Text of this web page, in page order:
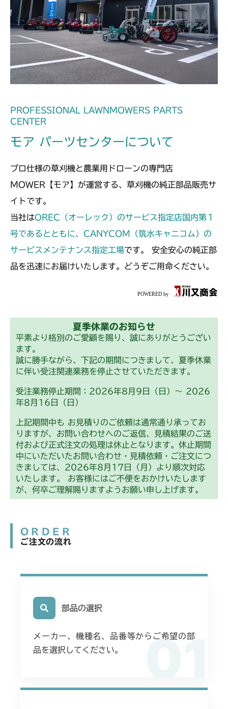
ミッション FIG6 デフ
CM182K
ミッション FIG6 デフ
CM182
ミッション FIG6 デフ
CM184
ミッション FIG5 デフ
CM185
ミッション FIG5 デフ
CM210
CM211
FIG17 デフ
CM221
ミッション FIG6 デフ
CM212K
ミッション FIG5 デフ
CM250
ミッション FIG5 デフ
CM252
ミッション FIG5 デフ
CM2201RC
ミッション FIG5 デフ
CM2201YC
ミッション FIG5 デフ
CM2201YCV/YCS
ミッション FIG5 デフ
CM2203RC
ミッション FIG5 デフ
CM2205HC/HCS
ミッション FIG5 デフ
CM2503
ミッション FIG5 デフ
CMX1402RC
PROFESSIONAL LAWNMOWERS PARTS
CENTER
モア パーツセンターについて
プロ仕様の草刈機と農業用ドローンの専門店
MOWER【モア】が運営する、草刈機の純正部品販売サ
イトです。
当社はOREC（オーレック）のサービス指定店国内第１
号であるとともに、CANYCOM（筑水キャニコム）の
サービスメンテナンス指定工場です。 安全安心の純正部
品を迅速にお届けいたします。どうぞご用命ください。
夏季休業のお知らせ
平素より格別のご愛顧を賜り、誠にありがとうござい
ます。
誠に勝手ながら、下記の期間につきまして、夏季休業
に伴い受注関連業務を停止させていただきます。
受注業務停止期間：2026年8月9日（日）～ 2026
年8月16日（日）
上記期間中も お見積りのご依頼は通常通り承ってお
りますが、お問い合わせへのご返信、見積結果のご送
付および正式注文の処理は休止となります。休止期間
中にいただいたお問い合わせ・見積依頼・ご注文につ
きましては、2026年8月17日（月）より順次対応
いたします。 お客様にはご不便をおかけいたします
が、何卒ご理解賜りますようお願い申し上げます。
ORDER
ご注文の流れ
01
部品の選択
メーカー、機種名、品番等からご希望の部
品を選択してください。